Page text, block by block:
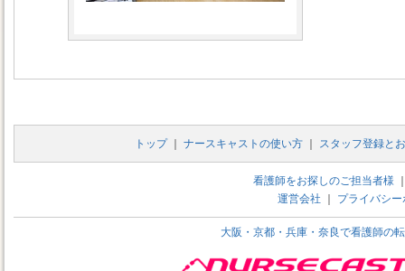
トップ｜ ナースキャストの使い方｜ スタッフ登録と
看護師をお探しのご担当者様
運営会社 ｜ プライバシ
大阪・京都・兵庫・奈良で看護師の